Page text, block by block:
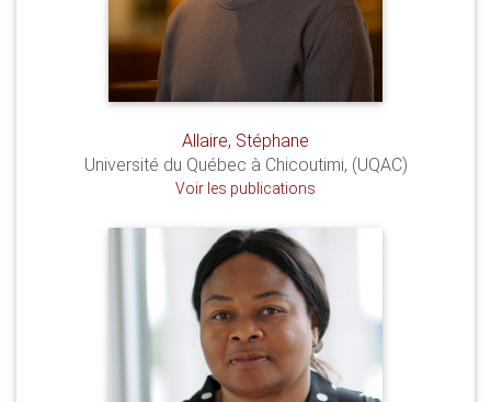
Allaire, Stéphane
Université du Québec à Chicoutimi, (UQAC)
Voir les publications